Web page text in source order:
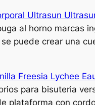
Ultrasun
al horno marcas
puede crear una
Freesia Lychee
para bisuteria
plataforma con